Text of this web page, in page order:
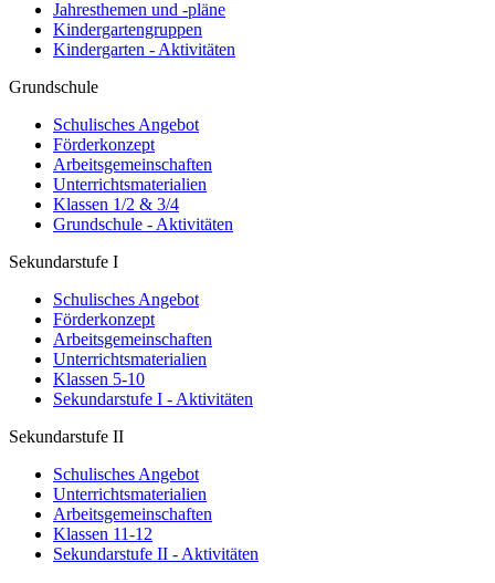
Jahresthemen und -pläne
Kindergartengruppen
Kindergarten - Aktivitäten
Grundschule
Schulisches Angebot
Förderkonzept
Arbeitsgemeinschaften
Unterrichtsmaterialien
Klassen 1/2 & 3/4
Grundschule - Aktivitäten
Sekundarstufe I
Schulisches Angebot
Förderkonzept
Arbeitsgemeinschaften
Unterrichtsmaterialien
Klassen 5-10
Sekundarstufe I - Aktivitäten
Sekundarstufe II
Schulisches Angebot
Unterrichtsmaterialien
Arbeitsgemeinschaften
Klassen 11-12
Sekundarstufe II - Aktivitäten